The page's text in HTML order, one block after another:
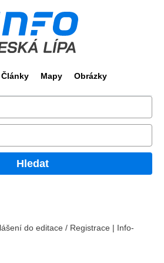
Články Mapy Obrázky
Hledat
do editace / Registrace | Info-